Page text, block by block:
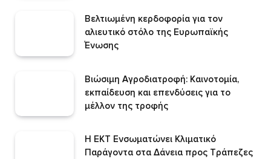
Βελτιωμένη κερδοφορία για τον
αλιευτικό στόλο της Ευρωπαϊκής
Ένωσης
Βιώσιμη Αγροδιατροφή: Καινοτομία,
εκπαίδευση και επενδύσεις για το
μέλλον της τροφής
Η ΕΚΤ Ενσωματώνει Κλιματικό
Παράγοντα στα Δάνεια προς Τράπεζες